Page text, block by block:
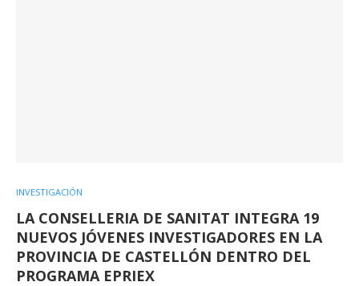
INVESTIGACIÓN
LA CONSELLERIA DE SANITAT INTEGRA 19
NUEVOS JÓVENES INVESTIGADORES EN LA
PROVINCIA DE CASTELLÓN DENTRO DEL
PROGRAMA EPRIEX